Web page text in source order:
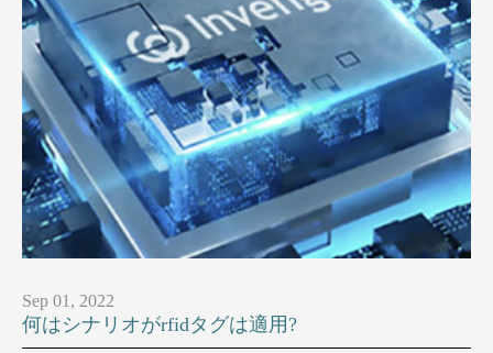
Sep 01, 2022
何はシナリオがrfidタグは適用?